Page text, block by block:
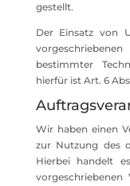
gestellt.
Der Einsatz von
bestimmter
hierfür ist Art. 6
Wir haben einen
zur Nutzung des
Hierbei handelt
vorgeschriebenen